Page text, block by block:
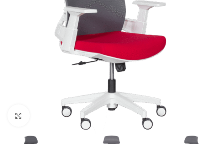
Щракнете за уголемяване